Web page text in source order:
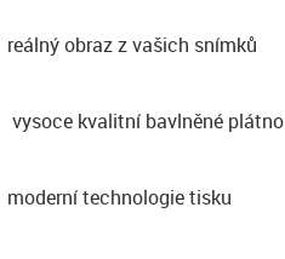
reálný obraz z vašich snímků
vysoce kvalitní bavlněné plátno
moderní technologie tisku